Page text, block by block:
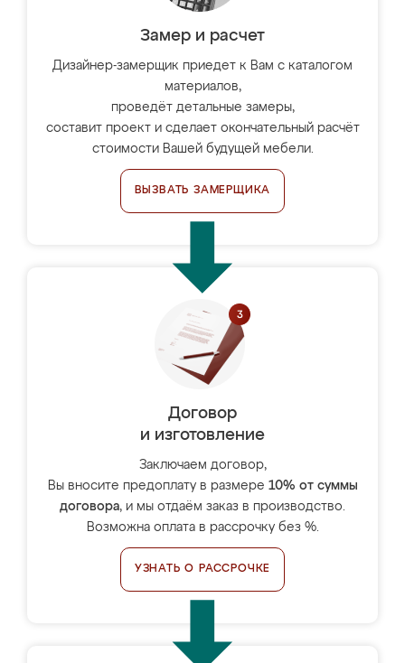
Замер и расчет
Дизайнер-замерщик приедет к Вам с каталогом
материалов,
проведёт детальные замеры,
составит проект и сделает окончательный расчёт
стоимости Вашей будущей мебели.
ВЫЗВАТЬ ЗАМЕРЩИКА
Договор
и изготовление
Заключаем договор,
Вы вносите предоплату в размере 10% от суммы
договора, и мы отдаём заказ в производство.
Возможна оплата в рассрочку без %.
УЗНАТЬ О РАССРОЧКЕ